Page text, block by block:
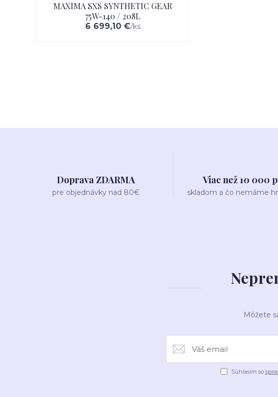
MAXIMA SXS SYNTHETIC GEAR
75W-140 / 208L
6 699,10 €/ks
Doprava ZDARMA
pre objednávky nad 80€
Viac než 10 000
skladom a čo nemáme
Môžete
Súhlasím so